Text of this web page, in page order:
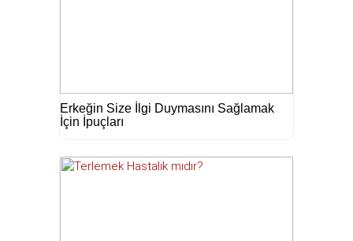
Erkeğin Size İlgi Duymasını Sağlamak
İçin İpuçları